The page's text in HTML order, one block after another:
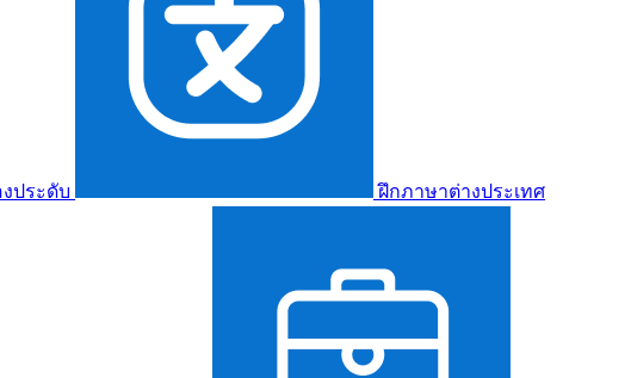
งประดับ ฝึกภาษาต่างประเทศ